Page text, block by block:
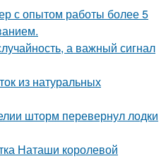
с опытом работы более 5
а важный сигнал
из натуральных
шторм перевернул лодки
Наташи королевой